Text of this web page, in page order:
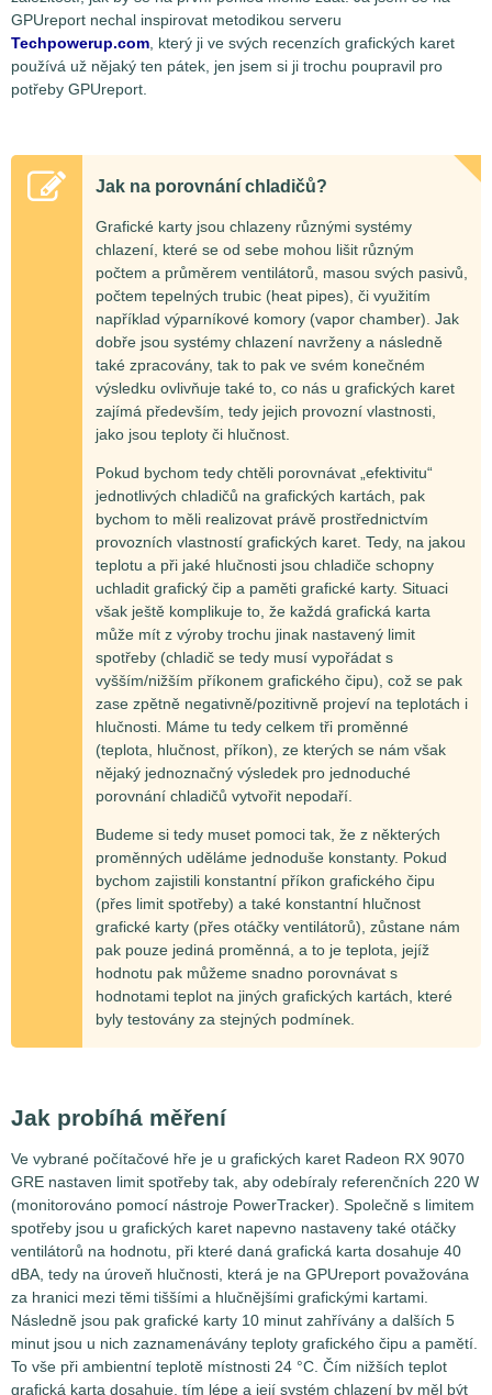
GPUreport nechal inspirovat metodikou serveru
Techpowerup.com, který ji ve svých recenzích grafických karet
používá už nějaký ten pátek, jen jsem si ji trochu poupravil pro
potřeby GPUreport.
Jak na porovnání chladičů?
Grafické karty jsou chlazeny různými systémy
chlazení, které se od sebe mohou lišit různým
počtem a průměrem ventilátorů, masou svých pasivů,
počtem tepelných trubic (heat pipes), či využitím
například výparníkové komory (vapor chamber). Jak
dobře jsou systémy chlazení navrženy a následně
také zpracovány, tak to pak ve svém konečném
výsledku ovlivňuje také to, co nás u grafických karet
zajímá především, tedy jejich provozní vlastnosti,
jako jsou teploty či hlučnost.
Pokud bychom tedy chtěli porovnávat „efektivitu“
jednotlivých chladičů na grafických kartách, pak
bychom to měli realizovat právě prostřednictvím
provozních vlastností grafických karet. Tedy, na jakou
teplotu a při jaké hlučnosti jsou chladiče schopny
uchladit grafický čip a paměti grafické karty. Situaci
však ještě komplikuje to, že každá grafická karta
může mít z výroby trochu jinak nastavený limit
spotřeby (chladič se tedy musí vypořádat s
vyšším/nižším příkonem grafického čipu), což se pak
zase zpětně negativně/pozitivně projeví na teplotách i
hlučnosti. Máme tu tedy celkem tři proměnné
(teplota, hlučnost, příkon), ze kterých se nám však
nějaký jednoznačný výsledek pro jednoduché
porovnání chladičů vytvořit nepodaří.
Budeme si tedy muset pomoci tak, že z některých
proměnných uděláme jednoduše konstanty. Pokud
bychom zajistili konstantní příkon grafického čipu
(přes limit spotřeby) a také konstantní hlučnost
grafické karty (přes otáčky ventilátorů), zůstane nám
pak pouze jediná proměnná, a to je teplota, jejíž
hodnotu pak můžeme snadno porovnávat s
hodnotami teplot na jiných grafických kartách, které
byly testovány za stejných podmínek.
Jak probíhá měření
Ve vybrané počítačové hře je u grafických karet Radeon RX 9070
GRE nastaven limit spotřeby tak, aby odebíraly referenčních 220 W
(monitorováno pomocí nástroje PowerTracker). Společně s limitem
spotřeby jsou u grafických karet napevno nastaveny také otáčky
ventilátorů na hodnotu, při které daná grafická karta dosahuje 40
dBA, tedy na úroveň hlučnosti, která je na GPUreport považována
za hranici mezi těmi tiššími a hlučnějšími grafickými kartami.
Následně jsou pak grafické karty 10 minut zahřívány a dalších 5
minut jsou u nich zaznamenávány teploty grafického čipu a pamětí.
To vše při ambientní teplotě místnosti 24 °C. Čím nižších teplot
grafická karta dosahuje, tím lépe a její systém chlazení by měl být